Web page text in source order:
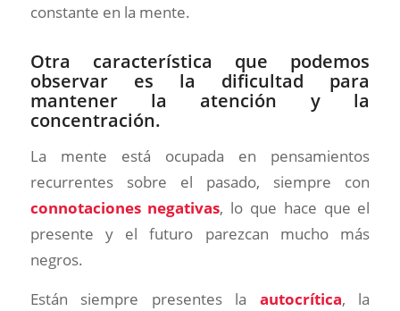
constante en la mente.
Otra característica que podemos
observar es la dificultad para
mantener la atención y la
concentración.
La mente está ocupada en pensamientos
recurrentes sobre el pasado, siempre con
connotaciones negativas, lo que hace que el
presente y el futuro parezcan mucho más
negros.
Están siempre presentes la autocrítica, la